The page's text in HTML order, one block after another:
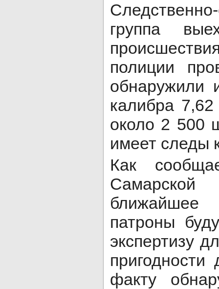
группа
полиции
обнаружили
калибра
около 2 500
имеет следы
Как
ближайшее
патроны
экспертизу
факту